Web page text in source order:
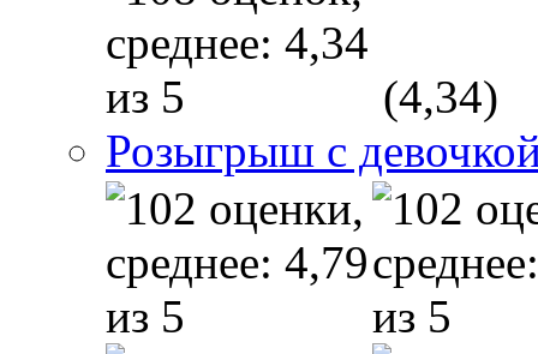
(4,34)
Розыгрыш с